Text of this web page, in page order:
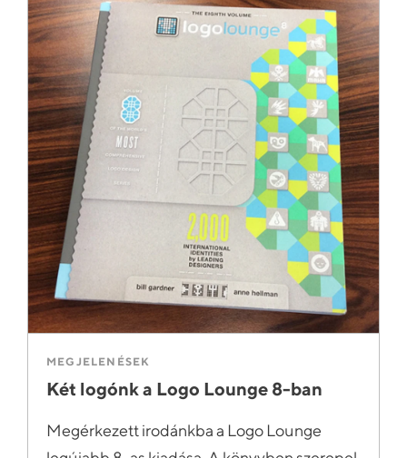
MEGJELENÉSEK
Két logónk a Logo Lounge 8-ban
Megérkezett irodánkba a Logo Lounge